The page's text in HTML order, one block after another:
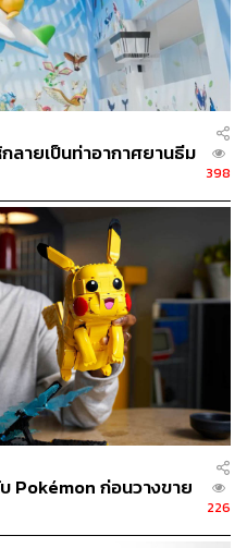
นอกจากเนื้อหาเรื่องราว
รเล่นวิ่งเก็บห่วงที่เป็น
Frontiers น่าสนใจยิ่งขึ้น
กันทั้งหมด 5 โซน โดย
ตรู รวมถึงปริศนาที่แตกต่าง
สำรวจ การต่อสู้และแก้
วามน่าสนใจก็คือ ระบบ
Combat ที่จะท้าทายผู้
ความเร็วให้กับเจ้าโซนิค
ยในวันที่ 8 พฤศจิกายน 2022
และ Xbox
ลายเป็นท่าอากาศยานธีม
398
Pokémon ก่อนวางขาย
226